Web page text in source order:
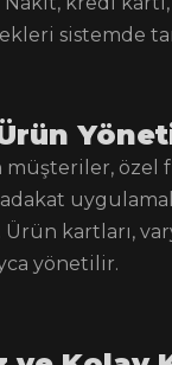
sistemde
müşteriler, özel
kartları,
yönetilir.